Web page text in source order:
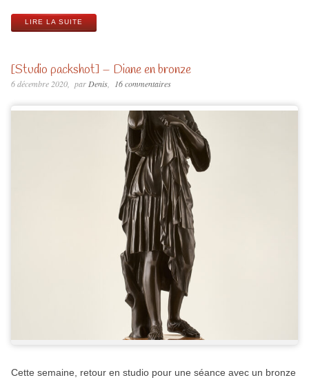
LIRE LA SUITE
[Studio packshot] – Diane en bronze
6 décembre 2020 parDenis 16 commentaires
Cette semaine, retour en studio pour une séance avec un bronze